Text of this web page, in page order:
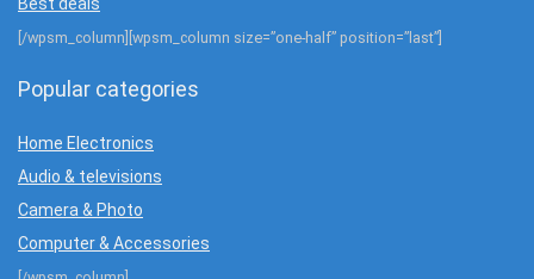
[/wpsm_column][wpsm_column size=”one-half” position=”last”]
Popular categories
Home Electronics
Audio & televisions
Camera & Photo
Computer & Accessories